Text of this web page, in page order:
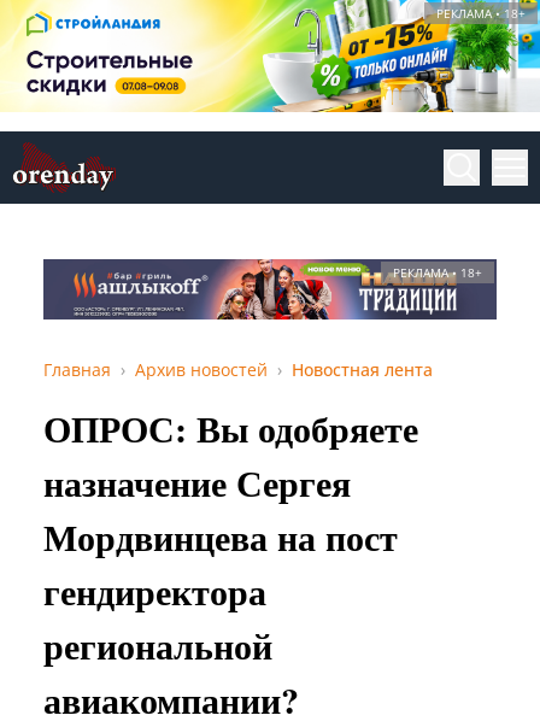
РЕКЛАМА • 18+
РЕКЛАМА • 18+
Главная Архив новостей Новостная лента
ОПРОС: Вы одобряете
назначение Сергея
Мордвинцева на пост
гендиректора
региональной
авиакомпании?